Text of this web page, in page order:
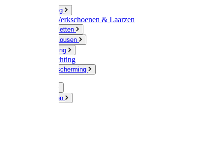
Werkkleding
Wandel-/ Werkschoenen & Laarzen
Hoeden / Petten
Sokken / Kousen
Winterkleding
Winkelinrichting
Gelaatsbescherming
Knaagdieren